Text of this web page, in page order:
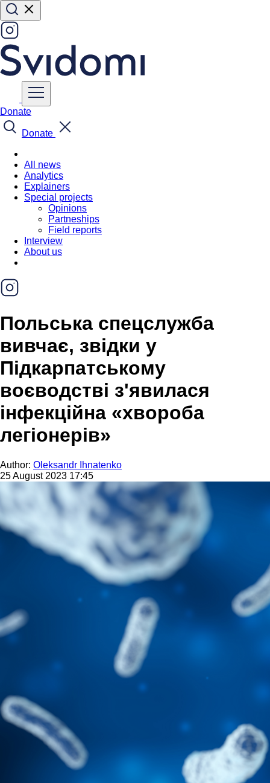
Donate
Donate
All news
Analytics
Explainers
Special projects
Opinions
Partneships
Field reports
Interview
About us
Польська спецслужба
вивчає, звідки у
Підкарпатському
воєводстві з'явилася
інфекційна «хвороба
легіонерів»
Author: Oleksandr Ihnatenko
25 August 2023 17:45